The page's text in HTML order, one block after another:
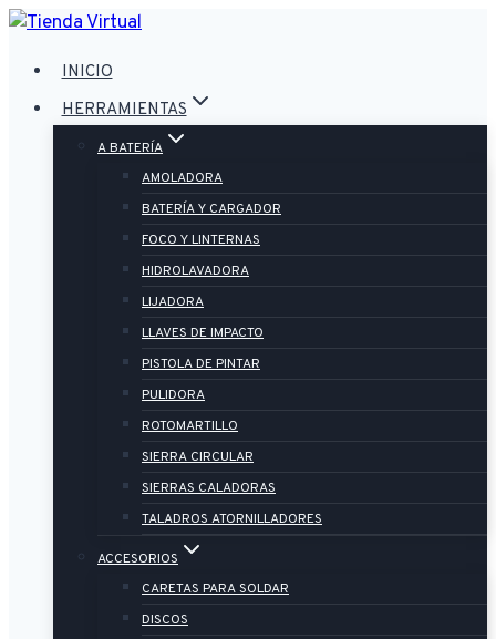
Saltar
contenido
INICIO
HERRAMIENTAS
A BATERÍA
AMOLADORA
BATERÍA Y CARGADOR
FOCO Y LINTERNAS
HIDROLAVADORA
LIJADORA
LLAVES DE IMPACTO
PISTOLA DE PINTAR
PULIDORA
ROTOMARTILLO
SIERRA CIRCULAR
SIERRAS CALADORAS
TALADROS ATORNILLADORES
ACCESORIOS
CARETAS PARA SOLDAR
DISCOS